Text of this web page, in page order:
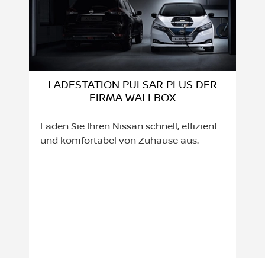
LADESTATION PULSAR PLUS DER
FIRMA WALLBOX
Laden Sie Ihren Nissan schnell, effizient
und komfortabel von Zuhause aus.